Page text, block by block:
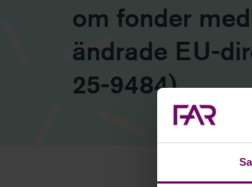
om fonder
ändrade EU-
25-9484)